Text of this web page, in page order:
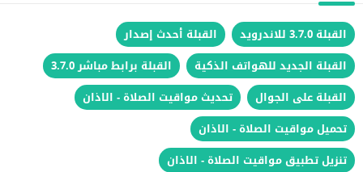
القبلة 3.7.0 للاندرويد
القبلة أحدث إصدار
القبلة الجديد للهواتف الذكية
القبلة برابط مباشر 3.7.0
القبلة على الجوال
تحديث مواقيت الصلاة - الاذان
تحميل مواقيت الصلاة - الاذان
تنزيل تطبيق مواقيت الصلاة - الاذان